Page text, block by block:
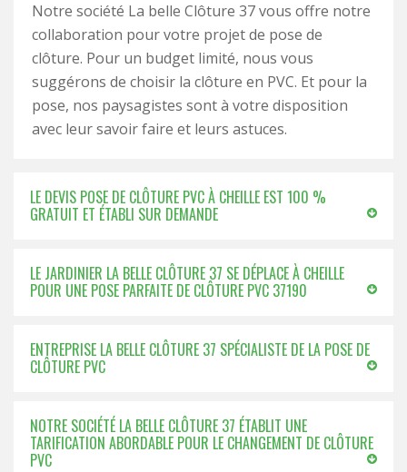
Notre société La belle Clôture 37 vous offre notre
collaboration pour votre projet de pose de
clôture. Pour un budget limité, nous vous
suggérons de choisir la clôture en PVC. Et pour la
pose, nos paysagistes sont à votre disposition
avec leur savoir faire et leurs astuces.
LE DEVIS POSE DE CLÔTURE PVC À CHEILLE EST 100 %
GRATUIT ET ÉTABLI SUR DEMANDE
LE JARDINIER LA BELLE CLÔTURE 37 SE DÉPLACE À CHEILLE
POUR UNE POSE PARFAITE DE CLÔTURE PVC 37190
ENTREPRISE LA BELLE CLÔTURE 37 SPÉCIALISTE DE LA POSE DE
CLÔTURE PVC
NOTRE SOCIÉTÉ LA BELLE CLÔTURE 37 ÉTABLIT UNE
TARIFICATION ABORDABLE POUR LE CHANGEMENT DE CLÔTURE
PVC